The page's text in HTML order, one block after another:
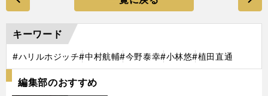
キーワード
#ハリルホジッチ#中村航輔#今野泰幸#小林悠#植田直通
編集部のおすすめ